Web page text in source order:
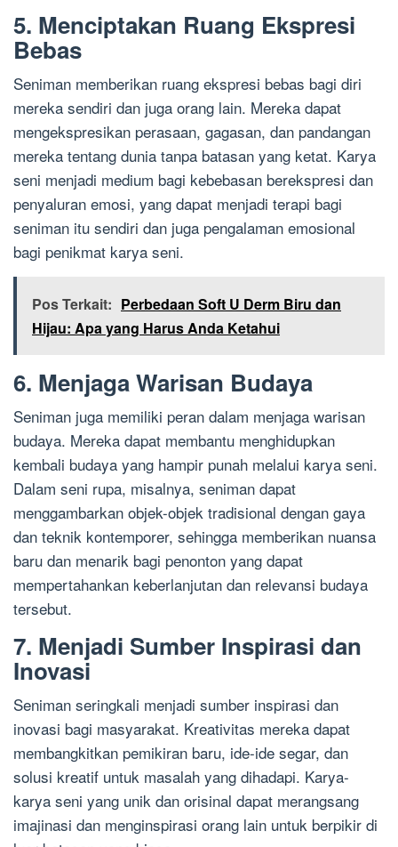
5. Menciptakan Ruang Ekspresi
Bebas
Seniman memberikan ruang ekspresi bebas bagi diri
mereka sendiri dan juga orang lain. Mereka dapat
mengekspresikan perasaan, gagasan, dan pandangan
mereka tentang dunia tanpa batasan yang ketat. Karya
seni menjadi medium bagi kebebasan berekspresi dan
penyaluran emosi, yang dapat menjadi terapi bagi
seniman itu sendiri dan juga pengalaman emosional
bagi penikmat karya seni.
Pos Terkait: Perbedaan Soft U Derm Biru dan
Hijau: Apa yang Harus Anda Ketahui
6. Menjaga Warisan Budaya
Seniman juga memiliki peran dalam menjaga warisan
budaya. Mereka dapat membantu menghidupkan
kembali budaya yang hampir punah melalui karya seni.
Dalam seni rupa, misalnya, seniman dapat
menggambarkan objek-objek tradisional dengan gaya
dan teknik kontemporer, sehingga memberikan nuansa
baru dan menarik bagi penonton yang dapat
mempertahankan keberlanjutan dan relevansi budaya
tersebut.
7. Menjadi Sumber Inspirasi dan
Inovasi
Seniman seringkali menjadi sumber inspirasi dan
inovasi bagi masyarakat. Kreativitas mereka dapat
membangkitkan pemikiran baru, ide-ide segar, dan
solusi kreatif untuk masalah yang dihadapi. Karya-
karya seni yang unik dan orisinal dapat merangsang
imajinasi dan menginspirasi orang lain untuk berpikir di